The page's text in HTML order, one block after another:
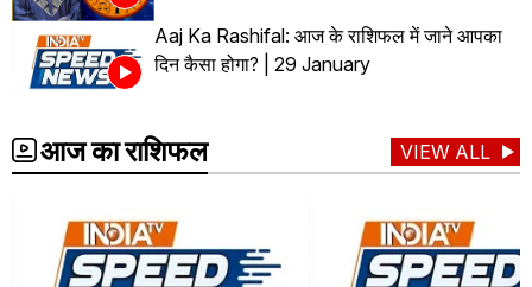
Aaj Ka Rashifal: आज के राशिफल में जाने आपका
दिन कैसा होगा? | 29 January
आज का राशिफल VIEW ALL